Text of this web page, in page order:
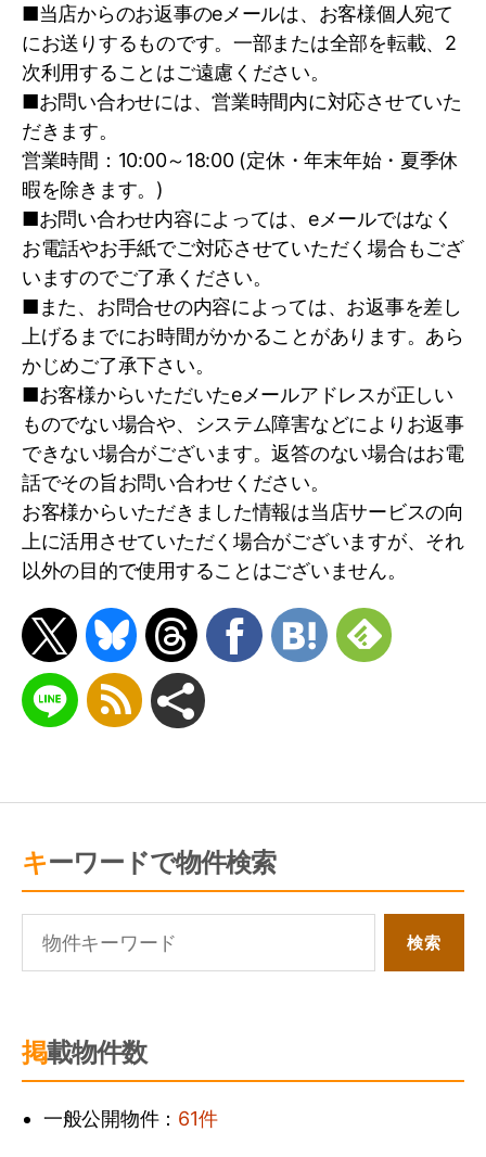
当社が保有・取得する個人情報は、以下の目的
に利用させていただきます。
（１）ご本人様から直接書面により取得する
個人情報（開示対象）
＜当社事業に関するお問合せ・お申込みいただ
いたお客様に関する個人情報＞
不動産の売買・仲介・賃貸・管理等の取引に
関する契約の履行・情報・サービスの提供
住宅ローンに係わる事務代行業務・不動産取
引に係わるローン事務に関する契約の履行・
情報サービスの提供
不動産関連サイトおよび当社が取得した個人
情報から、お客様にとって有用と思われる当
社および当社提携先の商品・サービス等の紹
介
新築工事・アフター工事・リフォーム工事こ
れに伴う事務手続き
上記１～４の利用目的の達成に必要な範囲で
の、個人情報の第三者への提供
等）活動・顧客動向分析または商品開発等の
調査分析
各種祭事の連絡、お客様とのコミュニケーシ
ョン
＜当社業務ご協力者に関する個人情報＞
協力者の管理・事務手続き
■当店からのお返事のeメールは、お客様個人宛て
にお送りするものです。一部または全部を転載、2
次利用することはご遠慮ください。
■お問い合わせには、営業時間内に対応させていた
だきます。
営業時間：10:00～18:00 (定休・年末年始・夏季休
暇を除きます。)
■お問い合わせ内容によっては、eメールではなく
お電話やお手紙でご対応させていただく場合もござ
いますのでご了承ください。
■また、お問合せの内容によっては、お返事を差し
上げるまでにお時間がかかることがあります。あら
かじめご了承下さい。
■お客様からいただいたeメールアドレスが正しい
ものでない場合や、システム障害などによりお返事
できない場合がございます。返答のない場合はお電
話でその旨お問い合わせください。
お客様からいただきました情報は当店サービスの向
上に活用させていただく場合がございますが、それ
以外の目的で使用することはございません。
キーワードで物件検索
掲載物件数
一般公開物件： 61件